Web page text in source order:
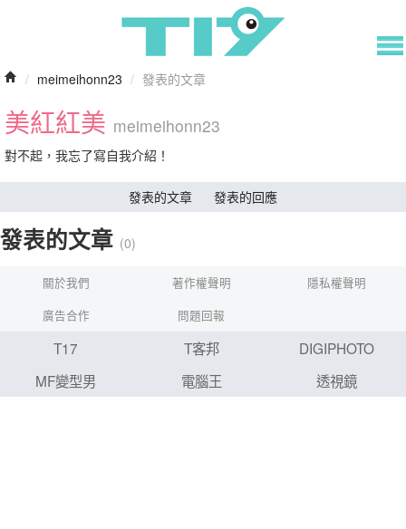
/ meimeihonn23 / 發表的文章
美紅紅美 meimeihonn23
對不起，我忘了寫自我介紹！
發表的文章 發表的回應
發表的文章 (0)
關於我們 著作權聲明
隱私權聲明
廣告合作
問題回報
T17 T客邦
DIGIPHOTO
MF變型男
電腦王 透視鏡